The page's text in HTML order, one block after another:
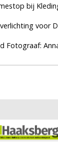
bij
voor De
Fotograaf: